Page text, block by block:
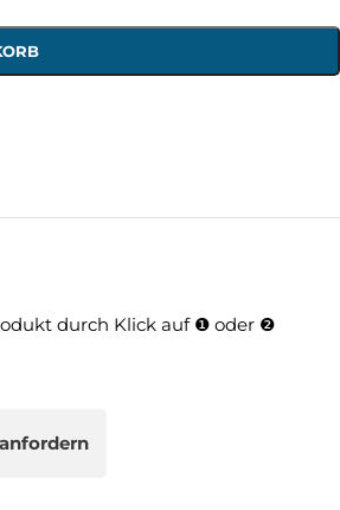
durch Klick auf ❶ oder ❷